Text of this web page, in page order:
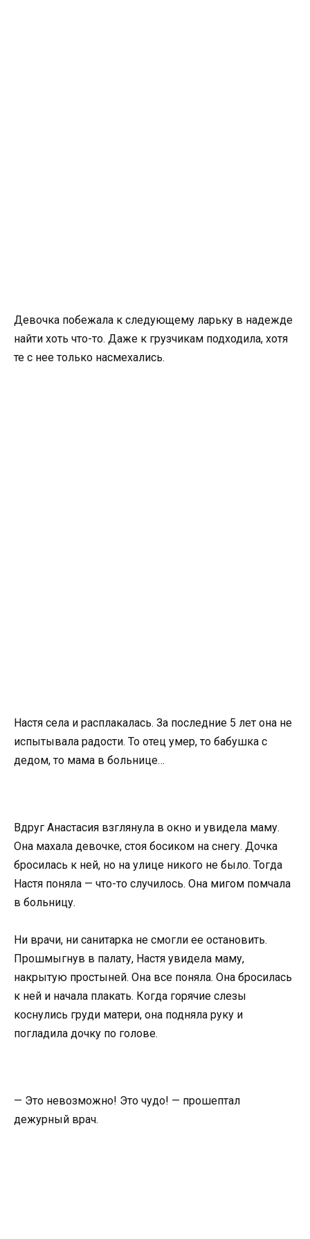
Девочка побежала к следующему ларьку в надежде
найти хоть что-то. Даже к грузчикам подходила, хотя
те с нее только насмехались.
Настя села и расплакалась. За последние 5 лет она не
испытывала радости. То отец умер, то бабушка с
дедом, то мама в больнице…
Вдруг Анастасия взглянула в окно и увидела маму.
Она махала девочке, стоя босиком на снегу. Дочка
бросилась к ней, но на улице никого не было. Тогда
Настя поняла — что-то случилось. Она мигом помчала
в больницу.
Ни врачи, ни санитарка не смогли ее остановить.
Прошмыгнув в палату, Настя увидела маму,
накрытую простыней. Она все поняла. Она бросилась
к ней и начала плакать. Когда горячие слезы
коснулись груди матери, она подняла руку и
погладила дочку по голове.
— Это невозможно! Это чудо! — прошептал
дежурный врач.